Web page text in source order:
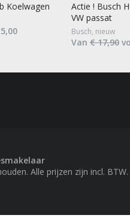
Koelwagen
Actie ! Busch
VW passat
Busch, nieuw
Van € 17,90
Alle prijzen zijn incl. BTW.